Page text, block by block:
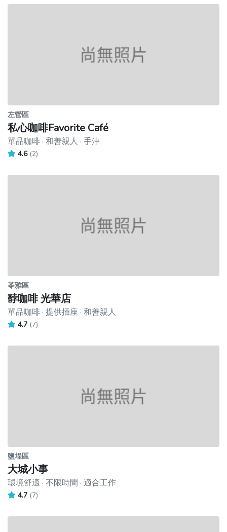
左營區
私心咖啡Favorite Café
單品咖啡 · 和善親人 · 手沖
4.6 (2)
苓雅區
馞咖啡 光華店
單品咖啡 · 提供插座 · 和善親人
4.7 (7)
鹽埕區
大城小事
環境舒適 · 不限時間 · 適合工作
4.7 (7)